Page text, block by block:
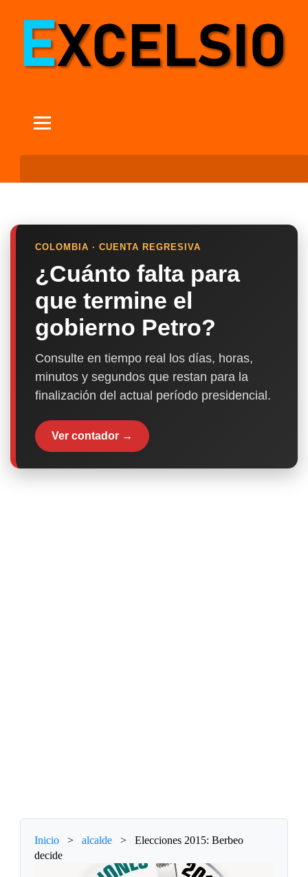
COLOMBIA · CUENTA REGRESIVA
¿Cuánto falta para
que termine el
gobierno Petro?
Consulte en tiempo real los días, horas,
minutos y segundos que restan para la
finalización del actual período presidencial.
Ver contador →
Inicio > alcalde >
Elecciones 2015: Berbeo
decide